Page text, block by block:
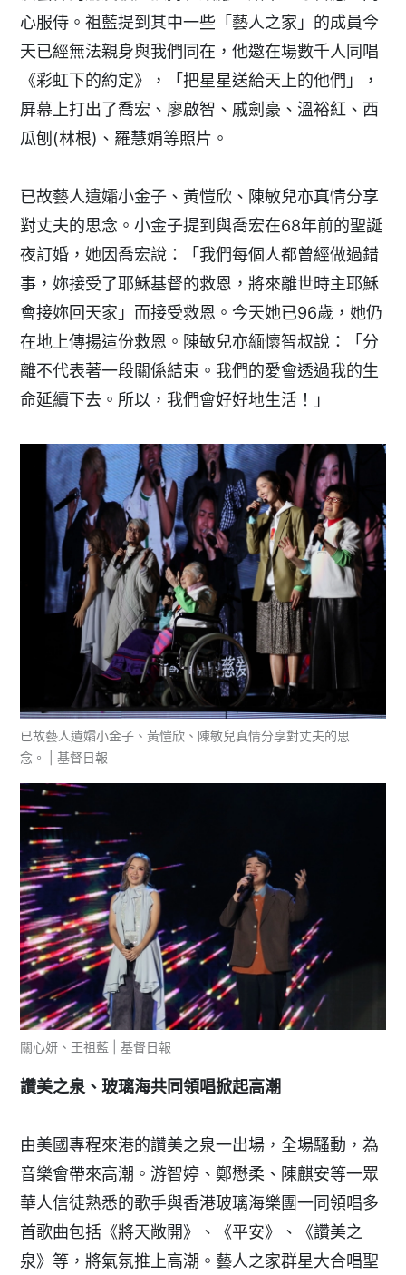
心服侍。祖藍提到其中一些「藝人之家」的成員今
天已經無法親身與我們同在，他邀在場數千人同唱
《彩虹下的約定》，「把星星送給天上的他們」，
屏幕上打出了喬宏、廖啟智、戚劍豪、溫裕紅、西
瓜刨(林根)、羅慧娟等照片。
已故藝人遺孀小金子、黃愷欣、陳敏兒亦真情分享
對丈夫的思念。小金子提到與喬宏在68年前的聖誕
夜訂婚，她因喬宏說：「我們每個人都曾經做過錯
事，妳接受了耶穌基督的救恩，將來離世時主耶穌
會接妳回天家」而接受救恩。今天她已96歲，她仍
在地上傳揚這份救恩。陳敏兒亦緬懷智叔說：「分
離不代表著一段關係結束。我們的愛會透過我的生
命延續下去。所以，我們會好好地生活！」
已故藝人遺孀小金子、黃愷欣、陳敏兒真情分享對丈夫的思
念。 | 基督日報
關心妍、王祖藍 | 基督日報
讚美之泉、玻璃海共同領唱掀起高潮
由美國專程來港的讚美之泉一出場，全場騷動，為
音樂會帶來高潮。游智婷、鄭懋柔、陳麒安等一眾
華人信徒熟悉的歌手與香港玻璃海樂團一同領唱多
首歌曲包括《將天敞開》、《平安》、《讚美之
泉》等，將氣氛推上高潮。藝人之家群星大合唱聖